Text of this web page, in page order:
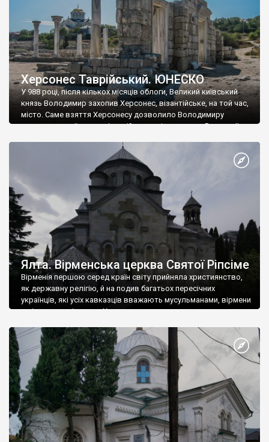
Херсонес Таврійський. ЮНЕСКО
У 988 році, після кількох місяців облоги, Великий київський
князь Володимир захопив Херсонес, візантійське, на той час,
місто. Саме взяття Херсонесу дозволило Володимиру
диктувати свої умови візантійському імператору Василю ІІ, та
Херсонесі Володимир-язичник, став Василем-християнином.
А потім було Хрещення Русі. На честь Херсонесу Таврійського
Ялта. Вірменська церква Святої Ріпсіме
Вірменія першою серед країн світу прийняла християнство,
як державну релігію, й на подив багатьох пересічних
українців, які усіх кавказців вважають мусульманами, вірмени
є відданими вірянами Христа